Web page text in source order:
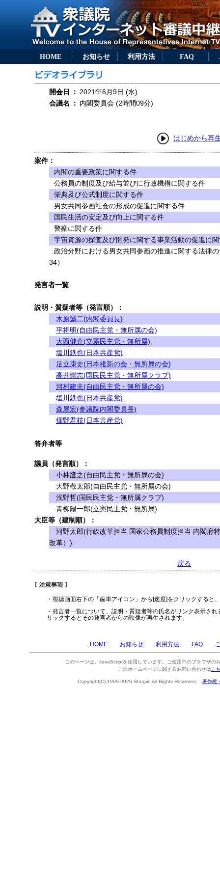
HOME お知らせ 利用方法 FAQ
開会日 ： 2021年6月9日 (水)
会議名
： 内閣委員会 (2時間09分)
はじめから再
案件：
内閣の重要政策に関する件
公務員の制度及び給与並びに行政機構に関する件
栄典及び公式制度に関する件
男女共同参画社会の形成の促進に関する件
国民生活の安定及び向上に関する件
警察に関する件
宇宙資源の探査及び開発に関する事業活動の促進に
政治分野における男女共同参画の推進に関する法律
34）
発言者一覧
説明・質疑者等（発言順）：
木原誠二(内閣委員長)
平将明(自由民主党・無所属の会)
大西健介(立憲民主党・無所属)
塩川鉄也(日本共産党)
足立康史(日本維新の会・無所属の会)
高井崇志(国民民主党・無所属クラブ)
河村建夫(自由民主党・無所属の会)
塩川鉄也(日本共産党)
森屋宏(参議院内閣委員長)
畑野君枝(日本共産党)
答弁者等
議員（発言順）：
小林鷹之(自由民主党・無所属の会)
大野敬太郎(自由民主党・無所属の会)
浅野哲(国民民主党・無所属クラブ)
青柳陽一郎(立憲民主党・無所属)
大臣等（建制順）：
河野太郎(行政改革担当 国家公務員制度担当 内閣府
改革）)
戻る
・視聴画面右下の「歯車アイコン」から[速度]をクリックすると
・発言者一覧について、説明・質疑者等の氏名がリンク表示さ
リックするとその発言者からの映像が再生されます。
HOME お知らせ 利用方法 FAQ
このページは、JavaScriptを使用しています。ご使用中のブラウザの
このホームページに関するお問い合わせは こ
Copyright(C) 1999-2026 Shugiin All Rights Reserved. 著作権